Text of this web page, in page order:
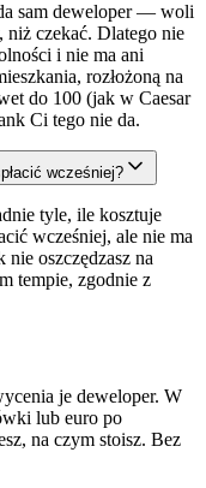
sam deweloper — woli
niż czekać. Dlatego nie
i nie ma ani
rozłożoną na
do 100 (jak w Caesar
Ci tego nie da.
wcześniej?
tyle, ile kosztuje
wcześniej, ale nie ma
oszczędzasz na
tempie, zgodnie z
je deweloper. W
lub euro po
na czym stoisz. Bez